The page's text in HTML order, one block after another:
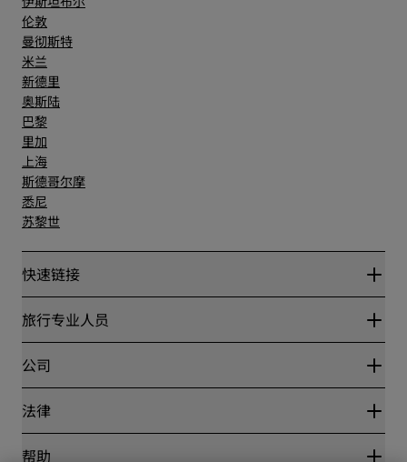
伦敦
曼彻斯特
米兰
新德里
奥斯陆
巴黎
里加
上海
斯德哥尔摩
悉尼
苏黎世
快速链接
丽赏会
Blog
目的地
丽笙酒店集团APP
体育认证酒店
家庭友好型酒店
旅行专业人员
合作伙伴
公司
丽笙酒店集团
工作机会 RHG
法律
隐私中心
帮助